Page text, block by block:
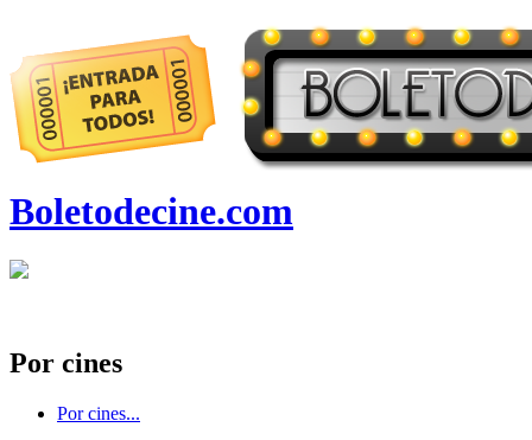
Boletodecine.com
Por cines
Por cines...